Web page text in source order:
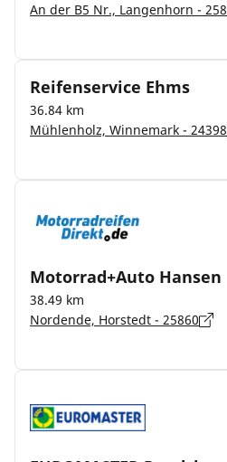
An der B5 Nr., Langenhorn -
Reifenservice Ehms
36.84 km
Mühlenholz, Winnemark - 24398
Motorrad+Auto Hansen
38.49 km
Nordende, Horstedt - 25860